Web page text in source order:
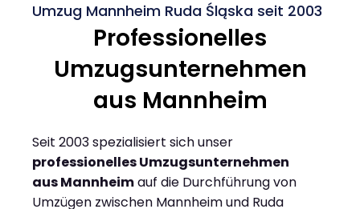
Umzug Mannheim Ruda Śląska seit 2003
Professionelles
Umzugsunternehmen
aus Mannheim
Seit 2003 spezialisiert sich unser
professionelles Umzugsunternehmen
aus Mannheimauf die Durchführung von
Umzügen zwischen Mannheim und Ruda